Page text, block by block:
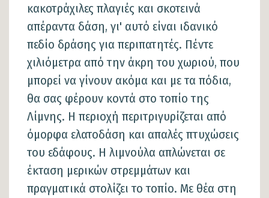
κακοτράχιλες πλαγιές και σκοτεινά
απέραντα δάση, γι' αυτό είναι ιδανικό
πεδίο δράσης για περιπατητές. Πέντε
χιλιόμετρα από την άκρη του χωριού, που
μπορεί να γίνουν ακόμα και με τα πόδια,
θα σας φέρουν κοντά στο τοπίο της
Λίμνης. Η περιοχή περιτριγυρίζεται από
όμορφα ελατοδάση και απαλές πτυχώσεις
του εδάφους. Η λιμνούλα απλώνεται σε
έκταση μερικών στρεμμάτων και
πραγματικά στολίζει το τοπίο. Με θέα στη